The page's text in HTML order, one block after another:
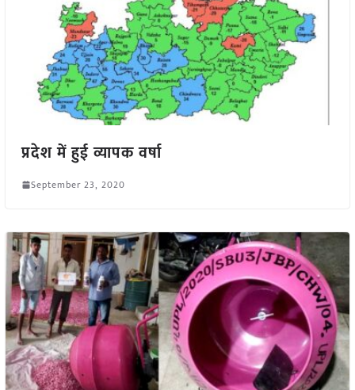
प्रदेश में हुई व्यापक वर्षा
September 23, 2020